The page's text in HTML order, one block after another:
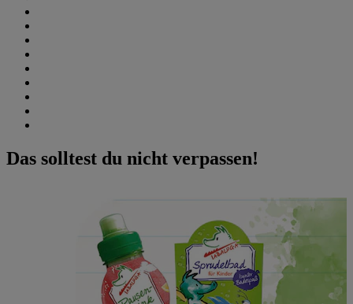
Das solltest du nicht verpassen!